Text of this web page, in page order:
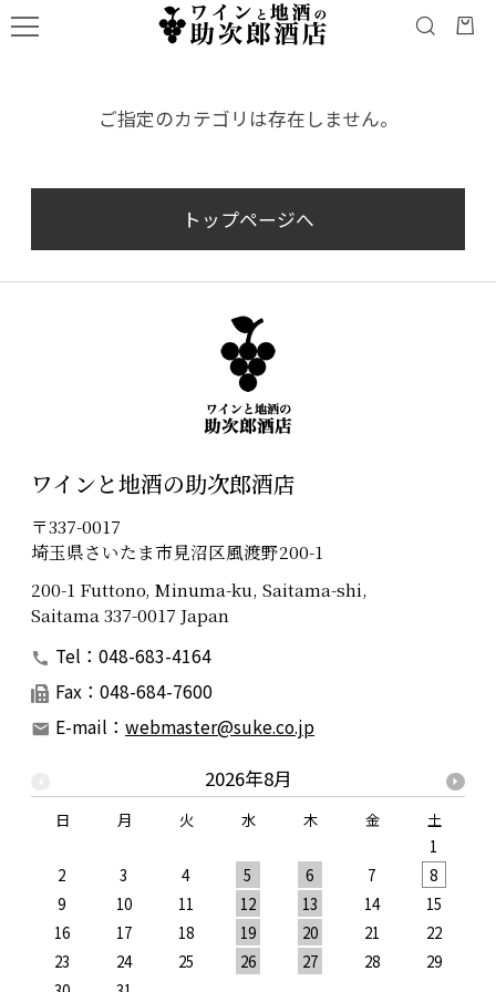
ご指定のカテゴリは存在しません。
トップページへ
ワインと地酒の助次郎酒店
〒337-0017
埼玉県さいたま市見沼区風渡野200-1
200-1 Futtono, Minuma-ku, Saitama-shi,
Saitama 337-0017 Japan
Tel：048-683-4164
Fax：048-684-7600
E-mail： webmaster@suke.co.jp
2026年8月
日 月 火 水 木 金
土
1
2
3 4 5 6 7
8
9
10 11 12 13 14
15
16
17 18 19 20 21
22
23
24 25 26 27 28
29